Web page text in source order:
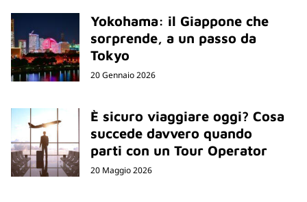
Yokohama: il Giappone che
sorprende, a un passo da
Tokyo
20 Gennaio 2026
È sicuro viaggiare oggi? Cosa
succede davvero quando
parti con un Tour Operator
20 Maggio 2026